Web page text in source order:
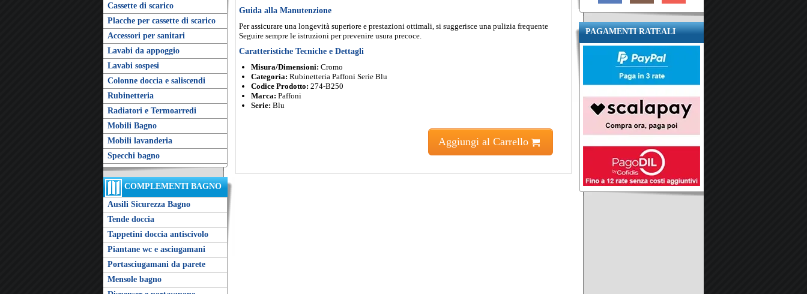
Cassette di scarico
Placche per cassette di scarico
Accessori per sanitari
Lavabi da appoggio
Lavabi sospesi
Colonne doccia e saliscendi
Rubinetteria
Radiatori e Termoarredi
Mobili Bagno
Mobili lavanderia
Specchi bagno
COMPLEMENTI BAGNO
Ausili Sicurezza Bagno
Tende doccia
Tappetini doccia antiscivolo
Piantane wc e asciugamani
Portasciugamani da parete
Mensole bagno
PAGAMENTI RATEALI
Guida alla Manutenzione
Per assicurare una longevità superiore e prestazioni ottimali, si suggerisce una pulizia frequente
Seguire sempre le istruzioni per prevenire usura precoce.
Caratteristiche Tecniche e Dettagli
Misura/Dimensioni: Cromo
Categoria: Rubinetteria Paffoni Serie Blu
Codice Prodotto: 274-B250
Marca: Paffoni
Serie: Blu
Aggiungi al Carrello